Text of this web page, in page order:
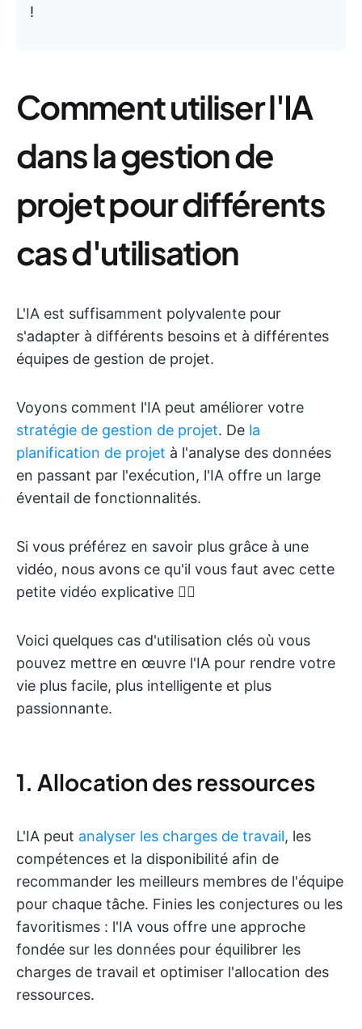
!
Comment utiliser l'IA
dans la gestion de
projet pour différents
cas d'utilisation
L'IA est suffisamment polyvalente pour
s'adapter à différents besoins et à différentes
équipes de gestion de projet.
Voyons comment l'IA peut améliorer votre
stratégie de gestion de projet. De la
planification de projet à l'analyse des données
en passant par l'exécution, l'IA offre un large
éventail de fonctionnalités.
Si vous préférez en savoir plus grâce à une
vidéo, nous avons ce qu'il vous faut avec cette
petite vidéo explicative 👇🏽
Voici quelques cas d'utilisation clés où vous
pouvez mettre en œuvre l'IA pour rendre votre
vie plus facile, plus intelligente et plus
passionnante.
1. Allocation des ressources
L'IA peut analyser les charges de travail, les
compétences et la disponibilité afin de
recommander les meilleurs membres de l'équipe
pour chaque tâche. Finies les conjectures ou les
favoritismes : l'IA vous offre une approche
fondée sur les données pour équilibrer les
charges de travail et optimiser l'allocation des
ressources.